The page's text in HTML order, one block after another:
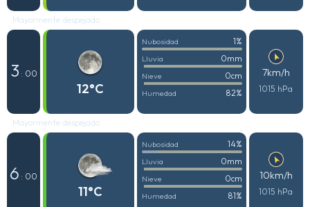
Mayormente despejado
3 : 00
12°C
Nubosidad 1%
Lluvia 0mm
Nieve 0cm
Humedad 82%
7km/h
1015 hPa
Mayormente despejado
6 : 00
11°C
Nubosidad 14%
Lluvia 0mm
Nieve 0cm
Humedad 81%
10km/h
1015 hPa